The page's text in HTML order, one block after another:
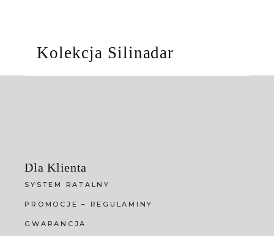
Kolekcja Silinadar
Dla Klienta
SYSTEM RATALNY
PROMOCJE – REGULAMINY
GWARANCJA